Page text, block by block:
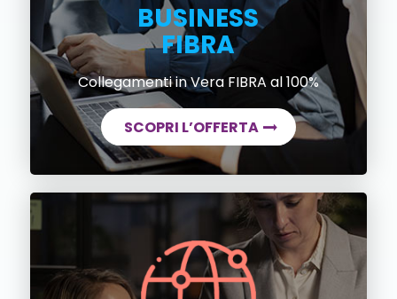
BUSINESS
FIBRA
Collegamenti in Vera FIBRA al 100%
SCOPRI L’OFFERTA